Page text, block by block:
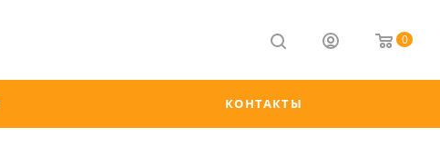
0
КОНТАКТЫ